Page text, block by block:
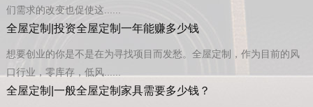
们需求的改变也促使这......
全屋定制|投资全屋定制一年能赚多少钱
想要创业的你是不是在为寻找项目而发愁。全屋定制，作为目前的风
口行业，零库存，低风......
全屋定制|一般全屋定制家具需要多少钱？